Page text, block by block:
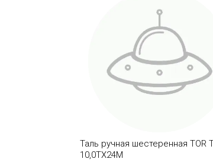
Таль ручная шестеренная TOR
10,0ТХ24М